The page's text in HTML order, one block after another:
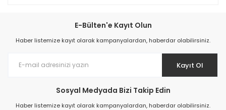
E-Bülten'e Kayıt Olun
Haber listemize kayıt olarak kampanyalardan, haberdar olabilirsiniz.
Kayıt Ol
Sosyal Medyada Bizi Takip Edin
Haber listemize kayıt olarak kampanyalardan, haberdar olabilirsiniz.